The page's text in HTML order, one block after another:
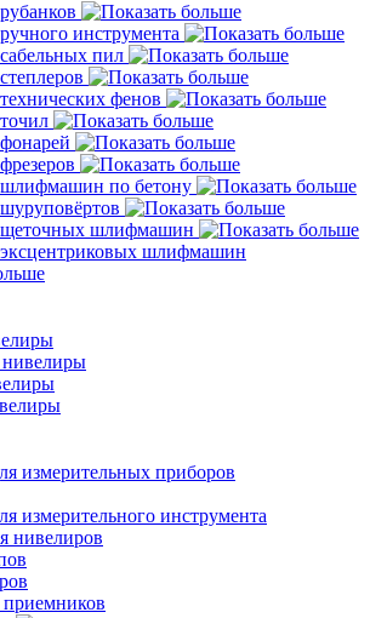
инструмента
пил
фенов
шлифмашин по бетону
щеточных шлифмашин
эксцентриковых шлифмашин
измерительных приборов
измерительного инструмента
нивелиров